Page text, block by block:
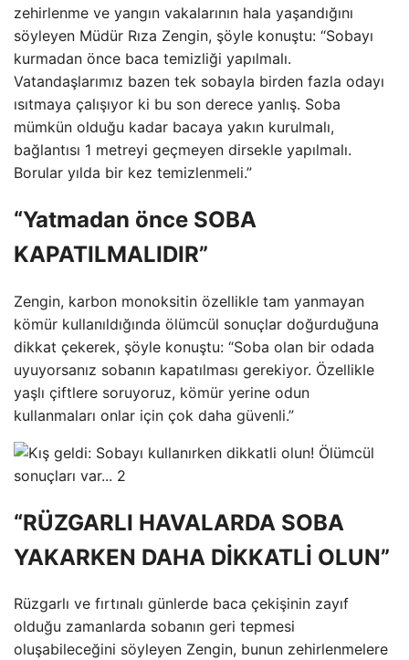
zehirlenme ve yangın vakalarının hala yaşandığını
söyleyen Müdür Rıza Zengin, şöyle konuştu: “Sobayı
kurmadan önce baca temizliği yapılmalı.
Vatandaşlarımız bazen tek sobayla birden fazla odayı
ısıtmaya çalışıyor ki bu son derece yanlış. Soba
mümkün olduğu kadar bacaya yakın kurulmalı,
bağlantısı 1 metreyi geçmeyen dirsekle yapılmalı.
Borular yılda bir kez temizlenmeli.”
“Yatmadan önce SOBA
KAPATILMALIDIR”
Zengin, karbon monoksitin özellikle tam yanmayan
kömür kullanıldığında ölümcül sonuçlar doğurduğuna
dikkat çekerek, şöyle konuştu: “Soba olan bir odada
uyuyorsanız sobanın kapatılması gerekiyor. Özellikle
yaşlı çiftlere soruyoruz, kömür yerine odun
kullanmaları onlar için çok daha güvenli.”
“RÜZGARLI HAVALARDA SOBA
YAKARKEN DAHA DİKKATLİ OLUN”
Rüzgarlı ve fırtınalı günlerde baca çekişinin zayıf
olduğu zamanlarda sobanın geri tepmesi
oluşabileceğini söyleyen Zengin, bunun zehirlenmelere